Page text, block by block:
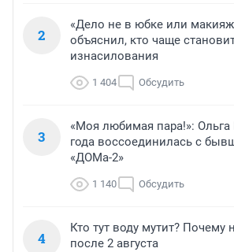
2
«Дело не в юбке или
объяснил, кто чаще
изнасилования
1 404 Обсудить
3
«Моя любимая пара!»: Ольга
года воссоединилась с
«ДОМа-2»
1 140 Обсудить
4
Кто тут воду мутит? Почему
после 2 августа